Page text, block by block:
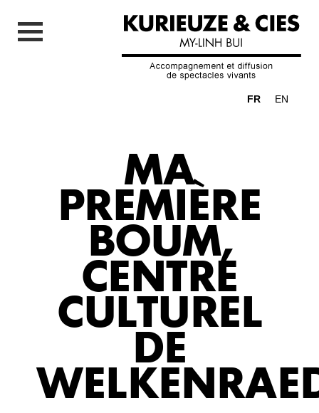
FR EN
MA
PREMIÈRE
BOUM,
CENTRE
CULTUREL
DE